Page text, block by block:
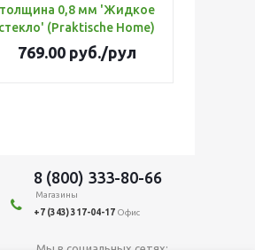
толщина 0,8 мм 'Жидкое
стекло' (Praktische Home)
769.00руб./рул
8 (800) 333-80-66
Магазины
+7 (343) 317-04-17 Офис